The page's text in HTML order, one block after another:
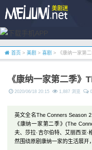
首页 > 美剧 > 喜剧 > 《康纳一家第
《康纳一家第二季
2020/06/18 20:15 1,887 浏览
英文全名The Conners Season
《康纳一家第二季》(The
夫、莎拉·吉尔伯特、艾丽西亚
然围绕原剧康纳一家的生活展开